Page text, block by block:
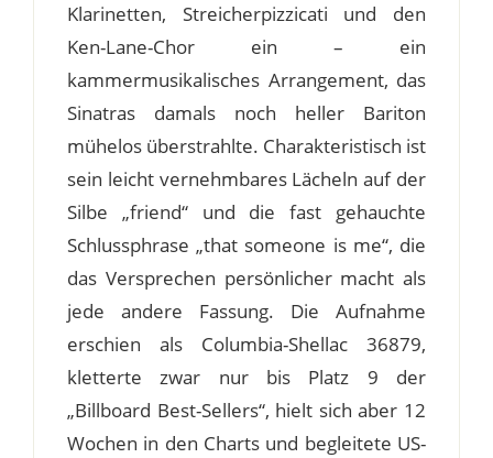
Klarinetten, Streicherpizzicati und den
Ken-Lane-Chor ein – ein
kammermusikalisches Arrangement, das
Sinatras damals noch heller Bariton
mühelos überstrahlte. Charakteristisch ist
sein leicht vernehmbares Lächeln auf der
Silbe „friend“ und die fast gehauchte
Schlussphrase „that someone is me“, die
das Versprechen persönlicher macht als
jede andere Fassung. Die Aufnahme
erschien als Columbia-Shellac 36879,
kletterte zwar nur bis Platz 9 der
„Billboard Best-Sellers“, hielt sich aber 12
Wochen in den Charts und begleitete US-